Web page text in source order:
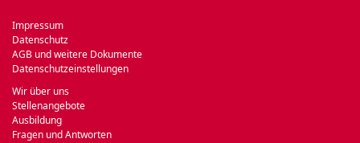
Impressum
Datenschutz
AGB und weitere Dokumente
Datenschutzeinstellungen
Wir über uns
Stellenangebote
Ausbildung
Fragen und Antworten